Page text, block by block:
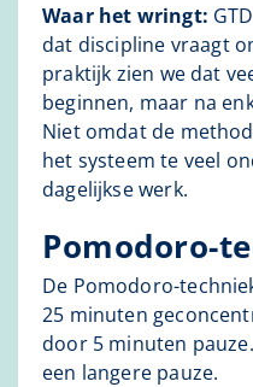
Waar het wringt:
dat discipline vraagt
praktijk zien we dat
beginnen, maar na
Niet omdat de
het systeem te veel
dagelijkse werk.
Pomodoro-
De Pomodoro-
25 minuten
door 5 minuten
een langere pauze.